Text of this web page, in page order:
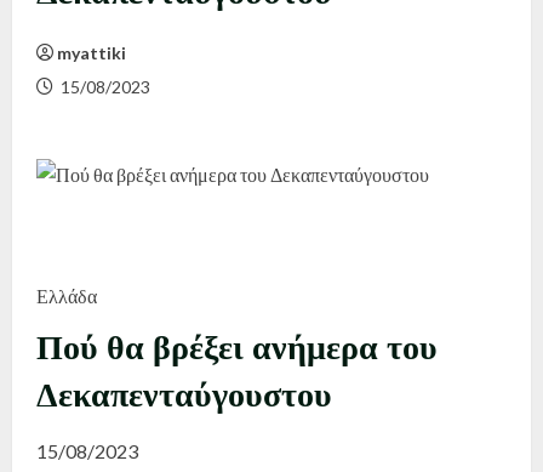
myattiki
15/08/2023
Ελλάδα
Πού θα βρέξει ανήμερα του
Δεκαπενταύγουστου
15/08/2023